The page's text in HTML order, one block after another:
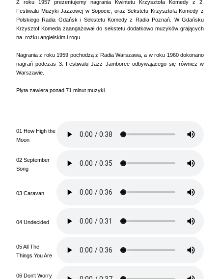
Z roku 1957 prezentujemy nagrania Kwintetu Krzysztofa Komedy z 2.
Festiwalu Muzyki Jazzowej w Sopocie, oraz Sekstetu Krzysztofa Komedy z
Polskiego Radia Gdańsk i Sekstetu Komedy z Radia Poznań. W Gdańsku
Krzysztof Komeda zaangażował do sekstetu dodatkowo muzyków grających
na rożku angielskim i rogu.
Nagrania z roku 1959 pochodzą z Radia Warszawa, a w roku 1960 dokonano
nagrań podczas 3. Festiwalu Jazz Jamboree odbywającego się również w
Warszawie.
Płyta zawiera ponad 71 minut muzyki.
01 How High the
Moon
02 September
Song
03 Caravan
04 Undecided
05 All The
Things You Are
06 Don't Worry